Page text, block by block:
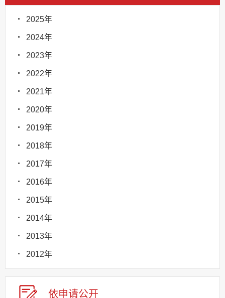
2025年
2024年
2023年
2022年
2021年
2020年
2019年
2018年
2017年
2016年
2015年
2014年
2013年
2012年
依申请公开